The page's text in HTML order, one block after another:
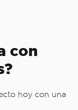
con
hoy con una